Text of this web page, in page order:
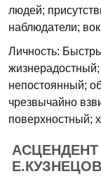
людей;
наблюдатели;
Личность:
непостоянный;
чрезвычайно
поверхностный;